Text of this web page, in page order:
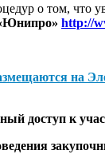
о том,
http://
на
доступ к